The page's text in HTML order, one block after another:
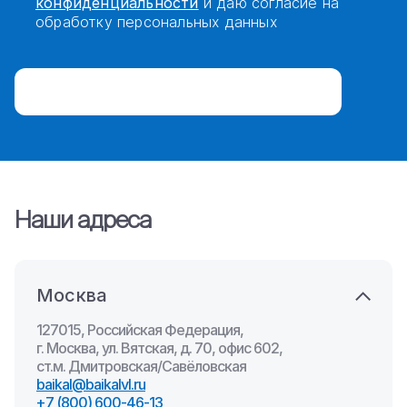
обработку персональных данных
Наши адреса
Москва
127015, Российская Федерация,
г. Москва, ул. Вятская, д. 70, офис 602,
ст.м. Дмитровская/Савёловская
baikal@baikalvl.ru
+7 (800) 600-46-13